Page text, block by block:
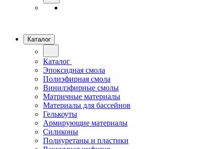
Каталог
Каталог
Эпоксидная смола
Полиэфирная смола
Винилэфирные смолы
Матричные материалы
Материалы для бассейнов
Гелькоуты
Армирующие материалы
Силиконы
Полиуретаны и пластики